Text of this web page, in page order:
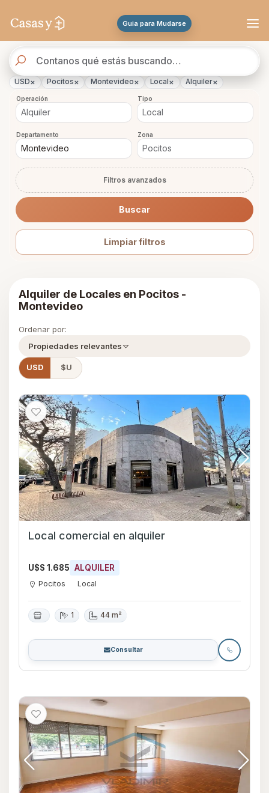
Guia para Mudarse
de
propiedades
USD× Pocitos× Montevideo× Local × Alquiler×
Operación Tipo
Departamento Zona
Filtros avanzados
Buscar
Limpiar filtros
Alquiler de Locales en Pocitos -
Montevideo
Ordenar por:
Propiedades relevantes
USD $U
Local comercial en alquiler
U$S 1.685 ALQUILER
Pocitos Local
1 44 m²
Consultar